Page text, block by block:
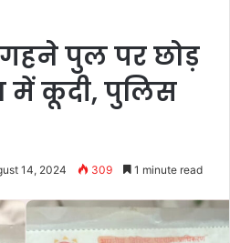
गहने पुल पर छोड़
में कूदी, पुलिस
14, 2024 309 1 minute read